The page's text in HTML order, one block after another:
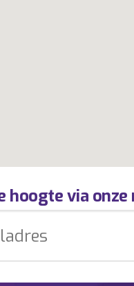
hoogte via